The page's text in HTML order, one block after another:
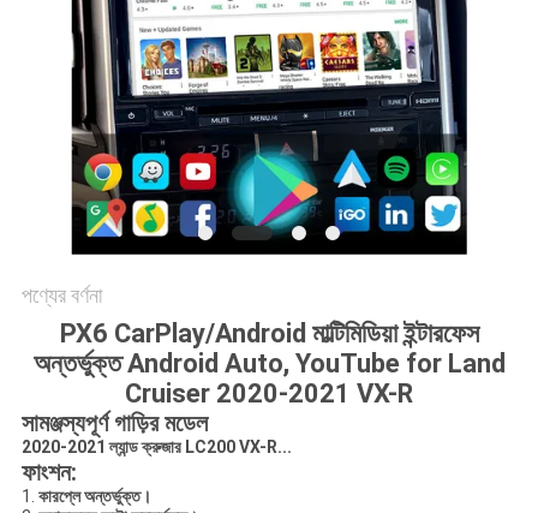
PRIVACY
POLICY
পণ্যের বর্ণনা
PX6 CarPlay/Android মাল্টিমিডিয়া ইন্টারফেস
অন্তর্ভুক্ত Android Auto, YouTube for Land
Cruiser 2020-2021 VX-R
সামঞ্জস্যপূর্ণ গাড়ির মডেল
2020-2021 ল্যান্ড ক্রুজার LC200 VX-R...
ফাংশন:
1. কারপ্লে অন্তর্ভুক্ত।